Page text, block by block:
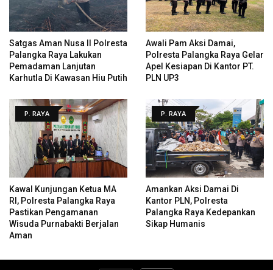
Satgas Aman Nusa II Polresta
Palangka Raya Lakukan
Pemadaman Lanjutan
Karhutla Di Kawasan Hiu Putih
Awali Pam Aksi Damai,
Polresta Palangka Raya Gelar
Apel Kesiapan Di Kantor PT.
PLN UP3
P. RAYA
Kawal Kunjungan Ketua MA
RI, Polresta Palangka Raya
Pastikan Pengamanan
Wisuda Purnabakti Berjalan
Aman
P. RAYA
Amankan Aksi Damai Di
Kantor PLN, Polresta
Palangka Raya Kedepankan
Sikap Humanis